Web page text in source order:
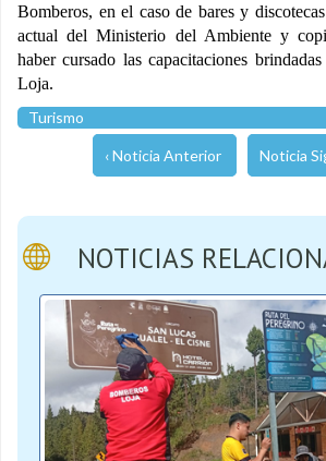
Bomberos, en el caso de bares y
actual del Ministerio del Ambiente y
haber cursado las capacitaciones
Loja.
Turismo
‹ Noticia Anterior Noticia
NOTICIAS